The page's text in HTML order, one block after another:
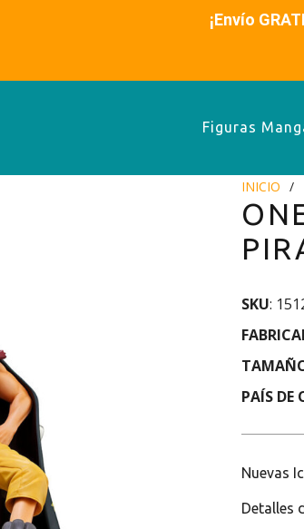
¡Envío GRATIS a partir
Figuras
INICIO
SKU:
PAÍS DE
Nuevas
Detalles